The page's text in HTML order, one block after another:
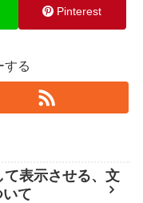
Pinterest
する
表示させる、文
て